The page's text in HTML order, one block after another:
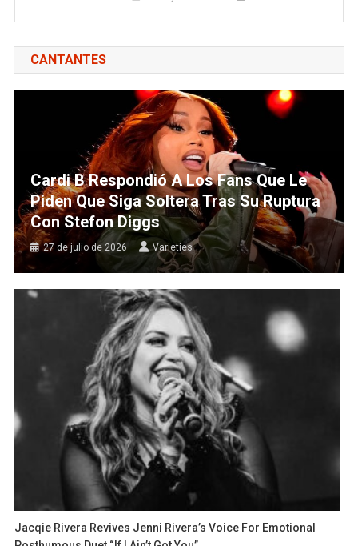
CANTANTES
Cardi B Respondió A Los Fans Que Le
Piden Que Siga Soltera Tras Su Ruptura
Con Stefon Diggs
27 de julio de 2026 Varieties
Jacqie Rivera Revives Jenni Rivera’s Voice For Emotional